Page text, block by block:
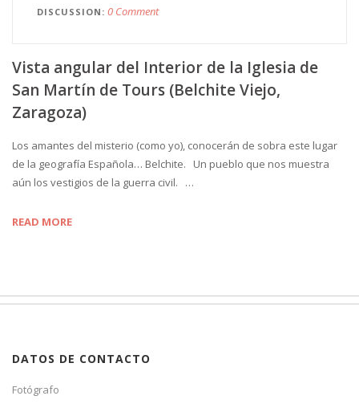
DISCUSSION 0 Comment
Vista angular del Interior de la Iglesia de
San Martín de Tours (Belchite Viejo,
Zaragoza)
Los amantes del misterio (como yo), conocerán de sobra este lugar
de la geografía Española… Belchite. Un pueblo que nos muestra
aún los vestigios de la guerra civil. …
READ MORE
DATOS DE CONTACTO
Fotógrafo